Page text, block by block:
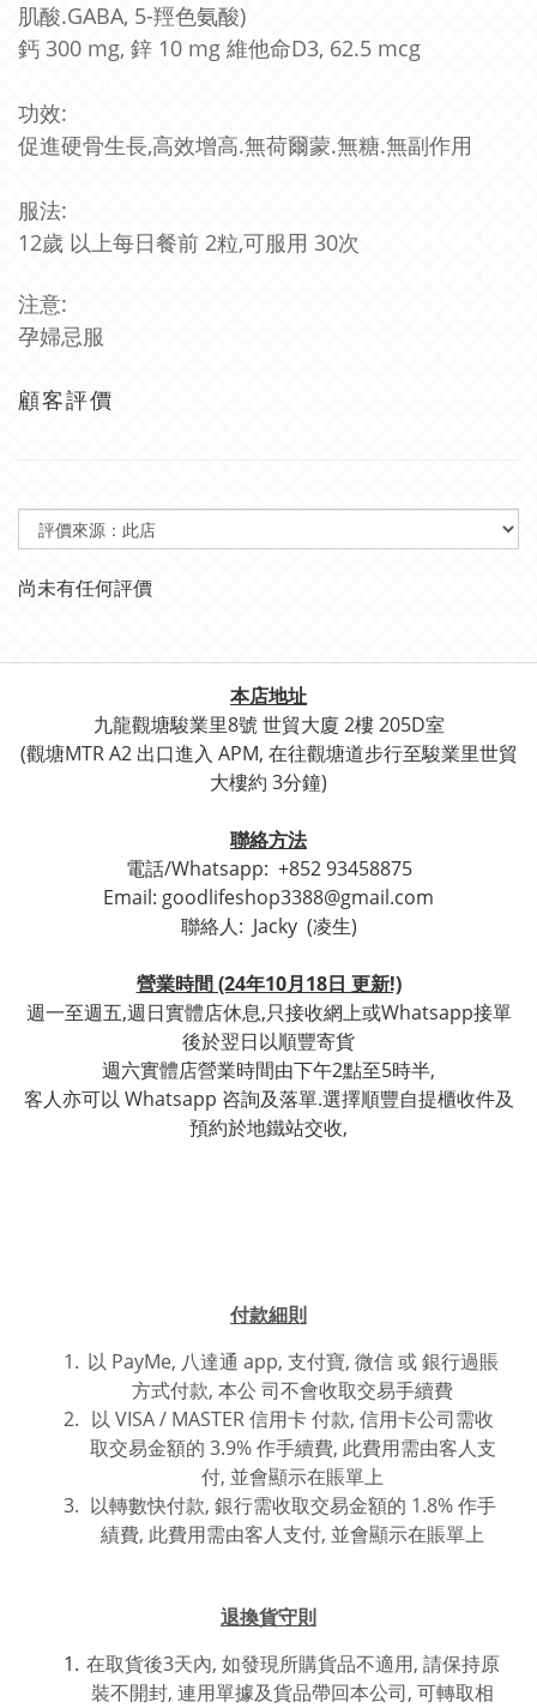
肌酸.GABA, 5-羥色氨酸)
鈣 300 mg, 鋅 10 mg 維他命D3, 62.5 mcg
功效:
促進硬骨生長,高效增高.無荷爾蒙.無糖.無副作用
服法:
12歲 以上每日餐前 2粒,可服用 30次
注意:
孕婦忌服
顧客評價
尚未有任何評價
本店地址
九龍觀塘駿業里8號 世貿大廈 2樓 205D室
(觀塘MTR A2 出口進入 APM, 在往觀塘道步行至駿業里世貿
大樓約 3分鐘)
聯絡方法
電話/Whatsapp: +852 93458875
Email: goodlifeshop3388@gmail.com
聯絡人: Jacky (凌生)
營業時間 (24年10月18日 更新!)
週一至週五,週日實體店休息,只接收網上或Whatsapp接單
後於翌日以順豐寄貨
週六實體店營業時間由下午2點至5時半,
客人亦可以 Whatsapp 咨詢及落單.選擇順豐自提櫃收件及
預約於地鐵站交收,
付款細則
以 PayMe, 八達通 app, 支付寶, 微信 或銀行過賬
方式付款, 本公 司不會收取交易手續費
以 VISA / MASTER 信用卡 付款, 信用卡公司需收
取交易金額的 3.9% 作手續費, 此費用需由客人支
付, 並會顯示在賬單上
以轉數快付款, 銀行需收取交易金額的 1.8% 作手
績費, 此費用需由客人支付, 並會顯示在賬單上
退換貨守則
在取貨後3天內, 如發現所購貨品不適用, 請保持原
裝不開封, 連用單據及貨品帶回本公司, 可轉取相